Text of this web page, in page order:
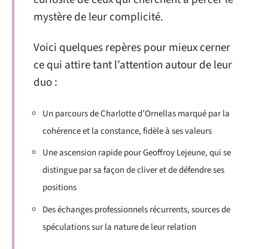
mystère de leur complicité.
Voici quelques repères pour mieux cerner
ce qui attire tant l’attention autour de leur
duo :
Un parcours de Charlotte d’Ornellas marqué par la
cohérence et la constance, fidèle à ses valeurs
Une ascension rapide pour Geoffroy Lejeune, qui se
distingue par sa façon de cliver et de défendre ses
positions
Des échanges professionnels récurrents, sources de
spéculations sur la nature de leur relation